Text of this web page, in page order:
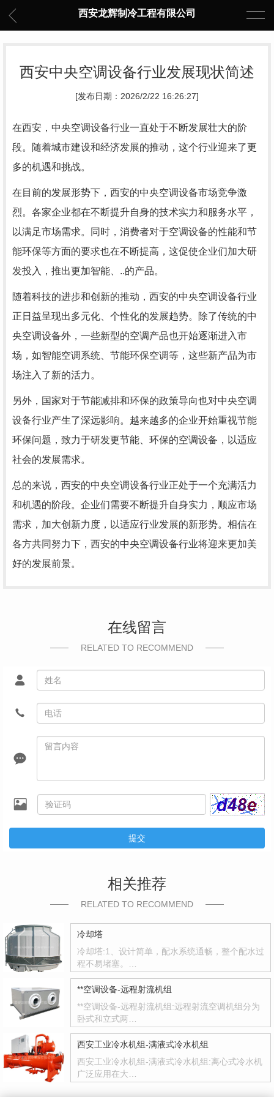
西安龙辉制冷工程有限公司
西安中央空调设备行业发展现状简述
[发布日期：2026/2/22 16:26:27]
在西安，中央空调设备行业一直处于不断发展壮大的阶
段。随着城市建设和经济发展的推动，这个行业迎来了更
多的机遇和挑战。
在目前的发展形势下，西安的中央空调设备市场竞争激
烈。各家企业都在不断提升自身的技术实力和服务水平，
以满足市场需求。同时，消费者对于空调设备的性能和节
能环保等方面的要求也在不断提高，这促使企业们加大研
发投入，推出更加智能、..的产品。
随着科技的进步和创新的推动，西安的中央空调设备行业
正日益呈现出多元化、个性化的发展趋势。除了传统的中
央空调设备外，一些新型的空调产品也开始逐渐进入市
场，如智能空调系统、节能环保空调等，这些新产品为市
场注入了新的活力。
另外，国家对于节能减排和环保的政策导向也对中央空调
设备行业产生了深远影响。越来越多的企业开始重视节能
环保问题，致力于研发更节能、环保的空调设备，以适应
社会的发展需求。
总的来说，西安的中央空调设备行业正处于一个充满活力
和机遇的阶段。企业们需要不断提升自身实力，顺应市场
需求，加大创新力度，以适应行业发展的新形势。相信在
各方共同努力下，西安的中央空调设备行业将迎来更加美
好的发展前景。
在线留言
RELATED TO RECOMMEND
提交
相关推荐
RELATED TO RECOMMEND
冷却塔
冷却塔:1、设计简单，配水系统通畅，整个配水过
程不易堵塞。…
**空调设备-远程射流机组
**空调设备-远程射流机组:远程射流空调机组分为
卧式和立式两…
西安工业冷水机组-满液式冷水机组
西安工业冷水机组-满液式冷水机组:离心式冷水机
广泛应用在大…